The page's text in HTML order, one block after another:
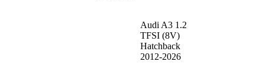
Audi A3 1.2
TFSI (8V)
Hatchback
2012-2026